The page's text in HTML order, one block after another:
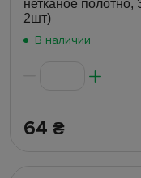
нетканое полотно,
2шт)
В наличии
64 ₴